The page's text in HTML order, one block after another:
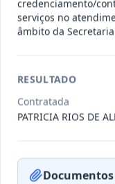
Situação: Encerrado
010-
2023
Termo
Situação: Encerrado
credenciamento/
serviços no
âmbito da
RESULTADO
Contratada
PATRICIA RIOS DE